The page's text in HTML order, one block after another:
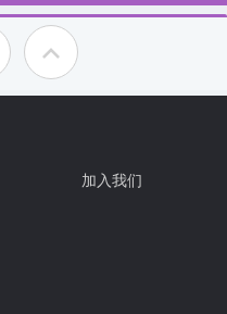
加入我们